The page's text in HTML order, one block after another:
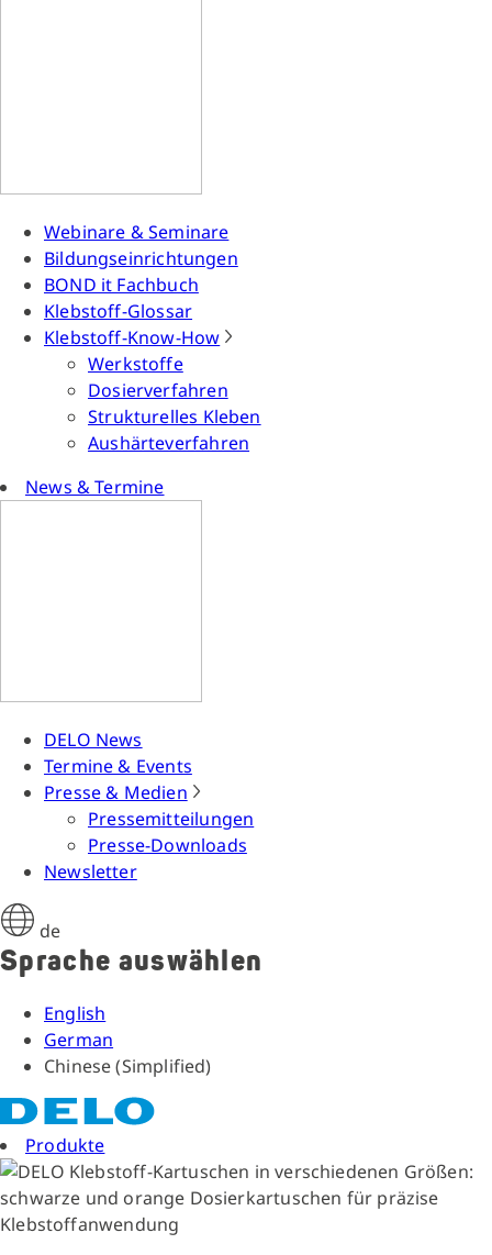
Webinare & Seminare
Bildungseinrichtungen
BOND it Fachbuch
Klebstoff-Glossar
Klebstoff-Know-How
Werkstoffe
Dosierverfahren
Strukturelles Kleben
Aushärteverfahren
News & Termine
DELO News
Termine & Events
Presse & Medien
Pressemitteilungen
Presse-Downloads
Newsletter
de
Sprache auswählen
English
German
Chinese (Simplified)
Produkte